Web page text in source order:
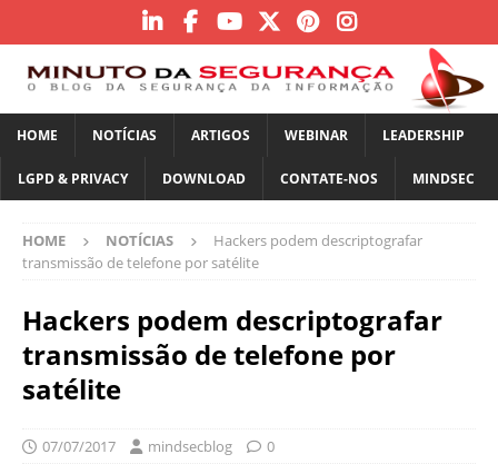
HOME NOTÍCIAS ARTIGOS WEBINAR LEADERSHIP
LGPD & PRIVACY DOWNLOAD CONTATE-NOS MINDSEC
HOME NOTÍCIAS
Hackers podem descriptografar
transmissão de telefone por satélite
Hackers podem descriptografar
transmissão de telefone por
satélite
07/07/2017 mindsecblog 0